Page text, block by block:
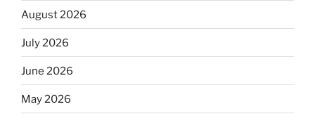
August 2026
July 2026
June 2026
May 2026